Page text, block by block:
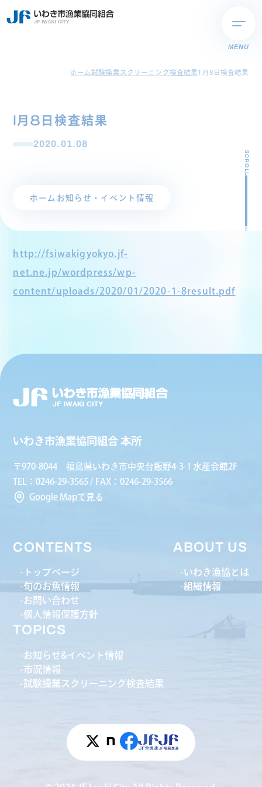
MENU
ホーム試験操業スクリーニング検査結果1月8日検査結果
1月8日検査結果
2020.01.08
ホーム お知らせ・イベント情報
SCROLL
http://fsiwakigyokyo.jf-
net.ne.jp/wordpress/wp-
content/uploads/2020/01/2020-1-8result.pdf
いわき市漁業協同組合 本所
〒970-8044 福島県いわき市中央台飯野4-3-1 水産会館2F
TEL：0246-29-3565 / FAX：0246-29-3566
Google Mapで見る
CONTENTS
トップページ
旬のお魚情報
お問い合わせ
個人情報保護方針
ABOUT US
いわき漁協とは
組織情報
TOPICS
お知らせ&イベント情報
市況情報
試験操業スクリーニング検査結果